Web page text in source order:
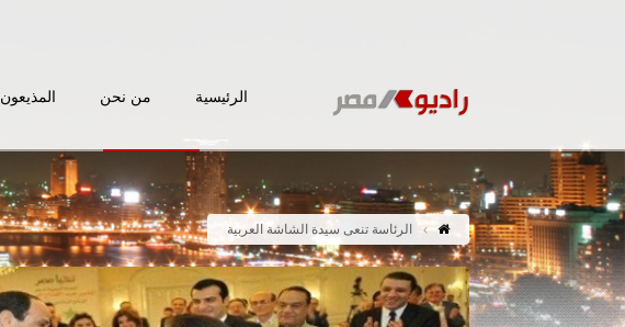
الرئيسية من نحن المذيعون
الرئاسة تنعى سيدة الشاشة العربية